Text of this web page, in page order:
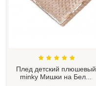
Плед детский плюшевый
minky Мишки на Бел...